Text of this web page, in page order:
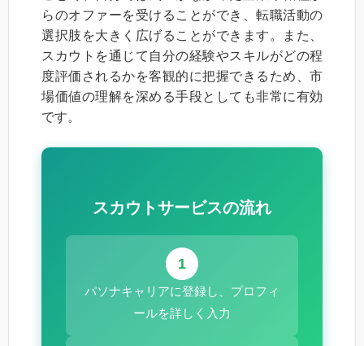
らのオファーを受けることができ、転職活動の
選択肢を大きく広げることができます。また、
スカウトを通じて自分の経験やスキルがどの程
度評価されるかを客観的に把握できるため、市
場価値の理解を深める手段としても非常に有効
です。
スカウトサービスの流れ
1
パソナキャリアに登録し、プロフィ
ールを詳しく入力